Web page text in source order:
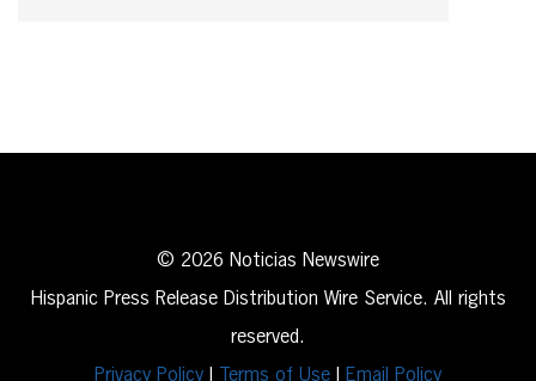
© 2026 Noticias Newswire
Hispanic Press Release Distribution Wire Service. All rights
reserved.
Privacy Policy
Terms of Use Email Policy